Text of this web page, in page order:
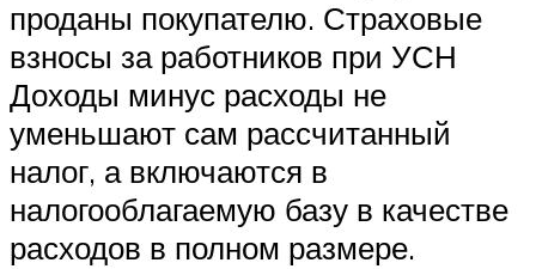
проданы покупателю. Страховые
взносы за работников при УСН
Доходы минус расходы не
уменьшают сам рассчитанный
налог, а включаются в
налогооблагаемую базу в качестве
расходов в полном размере.